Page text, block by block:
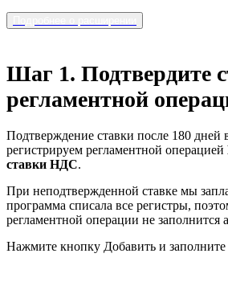
Шаг 1. Подтвердите
регламентной
Подтверждение ставки после 180 дней
регистрируем регламентной операцией
ставки НДС.
При неподтвержденной ставке мы
программа списала все регистры,
регламентной операции не заполнится
Нажмите кнопку Добавить и